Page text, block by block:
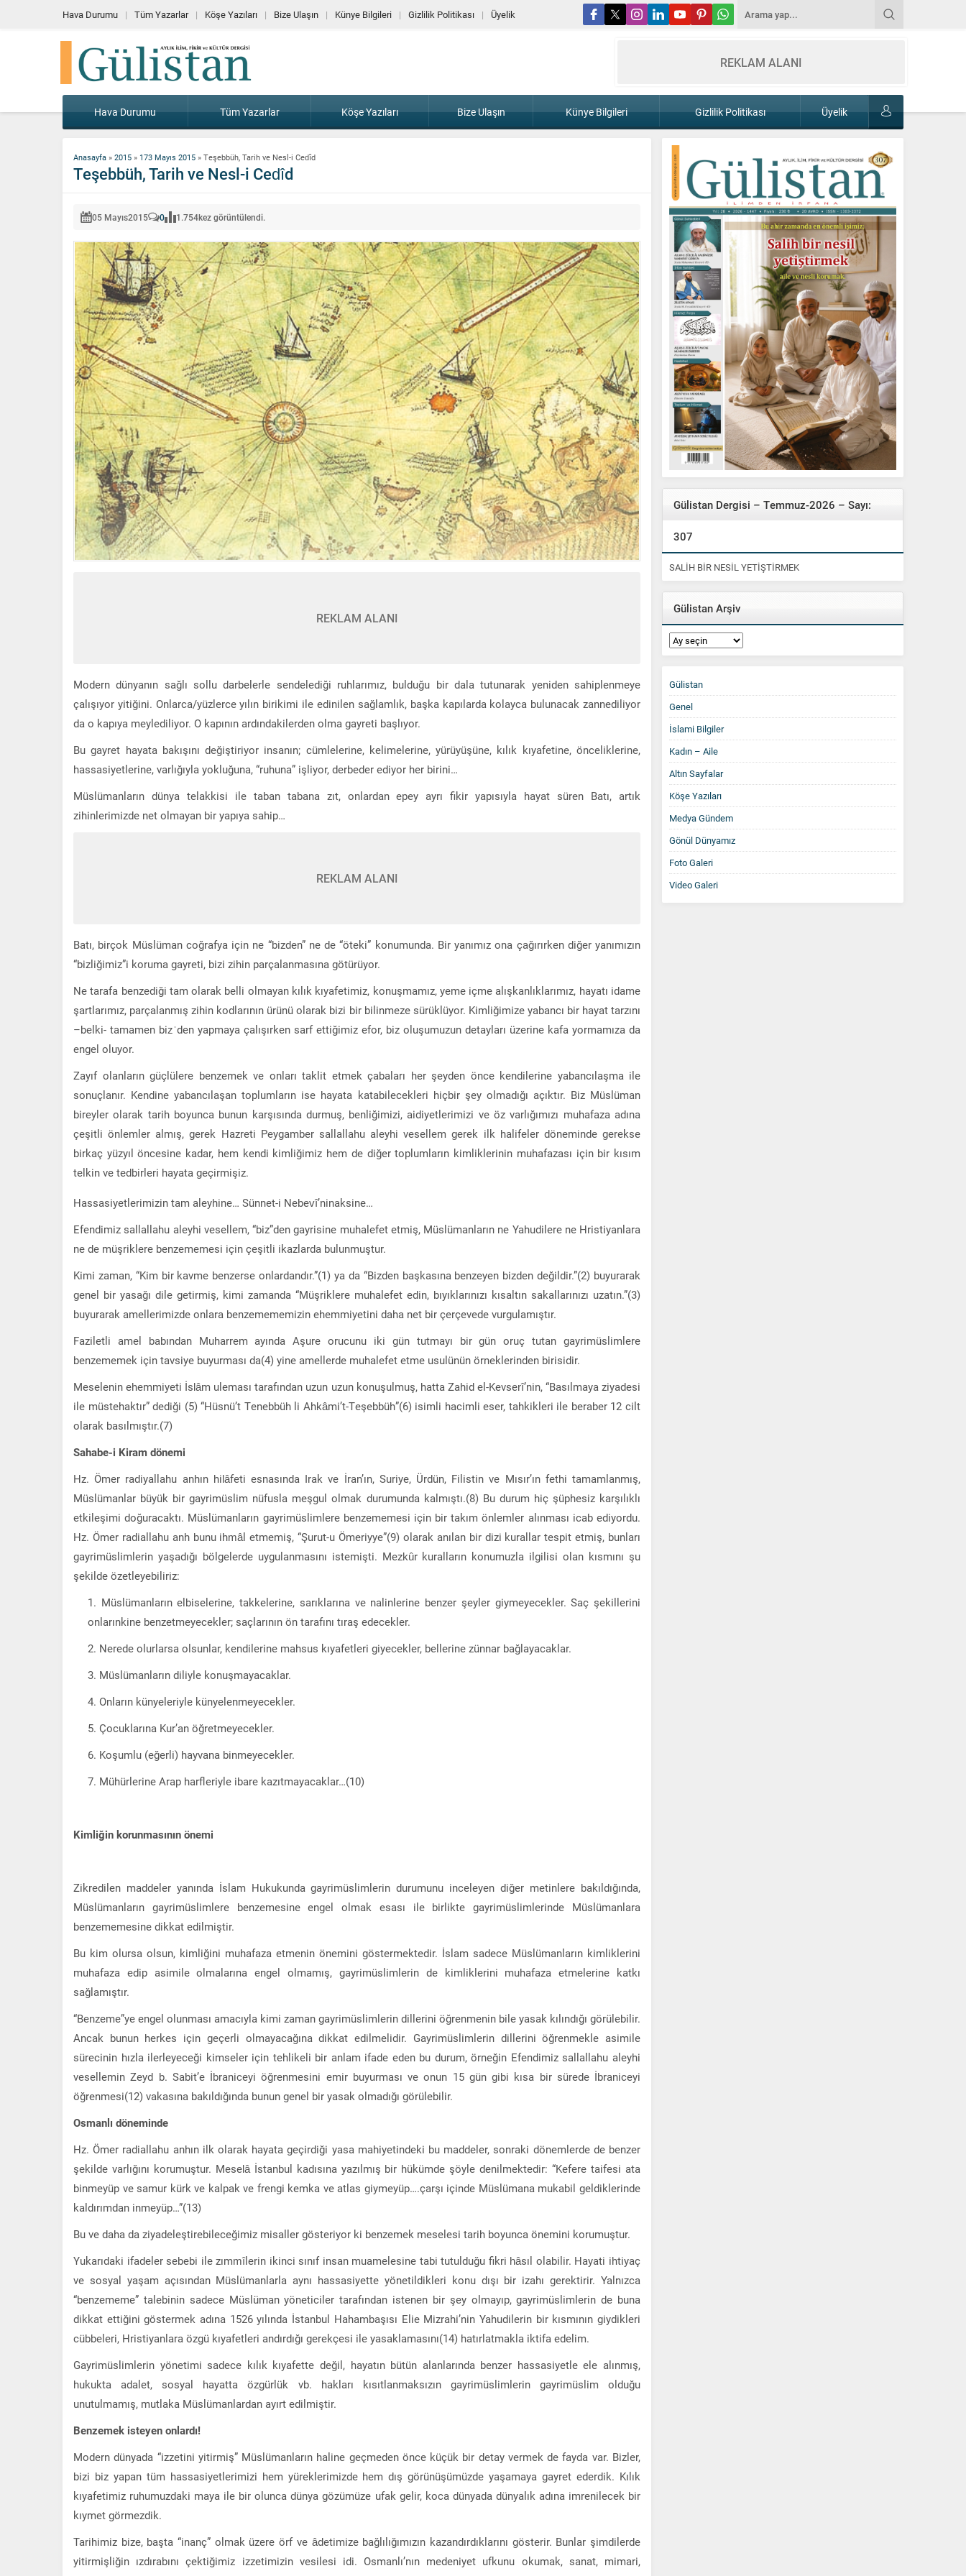
Hava Durumu Tüm Yazarlar Köşe Yazıları Bize Ulaşın Künye Bilgileri Gizlilik Politikası Üyelik
REKLAM ALANI
Hava Durumu Tüm Yazarlar Köşe Yazıları Bize Ulaşın Künye Bilgileri Gizlilik Politikası Üyelik
Anasayfa » 2015 » 173 Mayıs 2015 » Teşebbüh, Tarih ve Nesl-i Cedîd
Teşebbüh, Tarih ve Nesl-i Cedîd
05 Mayıs2015 0 1.754kez görüntülendi.
REKLAM ALANI
Modern dünyanın sağlı sollu darbelerle sendelediği ruhlarımız, bulduğu bir dala tutunarak yeniden sahiplenmeye
çalışıyor yitiğini. Onlarca/yüzlerce yılın birikimi ile edinilen sağlamlık, başka kapılarda kolayca bulunacak zannediliyor
da o kapıya meylediliyor. O kapının ardındakilerden olma gayreti başlıyor.
Bu gayret hayata bakışını değiştiriyor insanın; cümlelerine, kelimelerine, yürüyüşüne, kılık kıyafetine, önceliklerine,
hassasiyetlerine, varlığıyla yokluğuna, “ruhuna” işliyor, derbeder ediyor her birini…
Müslümanların dünya telakkisi ile taban tabana zıt, onlardan epey ayrı fikir yapısıyla hayat süren Batı, artık
zihinlerimizde net olmayan bir yapıya sahip…
REKLAM ALANI
Batı, birçok Müslüman coğrafya için ne “bizden” ne de “öteki” konumunda. Bir yanımız ona çağırırken diğer yanımızın
“bizliğimiz”i koruma gayreti, bizi zihin parçalanmasına götürüyor.
Ne tarafa benzediği tam olarak belli olmayan kılık kıyafetimiz, konuşmamız, yeme içme alışkanlıklarımız, hayatı idame
şartlarımız, parçalanmış zihin kodlarının ürünü olarak bizi bir bilinmeze sürüklüyor. Kimliğimize yabancı bir hayat tarzını
–belki- tamamen bizˈden yapmaya çalışırken sarf ettiğimiz efor, biz oluşumuzun detayları üzerine kafa yormamıza da
engel oluyor.
Zayıf olanların güçlülere benzemek ve onları taklit etmek çabaları her şeyden önce kendilerine yabancılaşma ile
sonuçlanır. Kendine yabancılaşan toplumların ise hayata katabilecekleri hiçbir şey olmadığı açıktır. Biz Müslüman
bireyler olarak tarih boyunca bunun karşısında durmuş, benliğimizi, aidiyetlerimizi ve öz varlığımızı muhafaza adına
çeşitli önlemler almış, gerek Hazreti Peygamber sallallahu aleyhi vesellem gerek ilk halifeler döneminde gerekse
birkaç yüzyıl öncesine kadar, hem kendi kimliğimiz hem de diğer toplumların kimliklerinin muhafazası için bir kısım
telkin ve tedbirleri hayata geçirmişiz.
Hassasiyetlerimizin tam aleyhine… Sünnet-i Nebevî’ninaksine…
Efendimiz sallallahu aleyhi vesellem, “biz”den gayrisine muhalefet etmiş, Müslümanların ne Yahudilere ne Hristiyanlara
ne de müşriklere benzememesi için çeşitli ikazlarda bulunmuştur.
Kimi zaman, “Kim bir kavme benzerse onlardandır.”(1) ya da “Bizden başkasına benzeyen bizden değildir.”(2) buyurarak
genel bir yasağı dile getirmiş, kimi zamanda “Müşriklere muhalefet edin, bıyıklarınızı kısaltın sakallarınızı uzatın.”(3)
buyurarak amellerimizde onlara benzemememizin ehemmiyetini daha net bir çerçevede vurgulamıştır.
Faziletli amel babından Muharrem ayında Aşure orucunu iki gün tutmayı bir gün oruç tutan gayrimüslimlere
benzememek için tavsiye buyurması da(4) yine amellerde muhalefet etme usulünün örneklerinden birisidir.
Meselenin ehemmiyeti İslâm uleması tarafından uzun uzun konuşulmuş, hatta Zahid el-Kevserî’nin, “Basılmaya ziyadesi
ile müstehaktır” dediği (5) “Hüsnü’t Tenebbüh li Ahkâmi’t-Teşebbüh”(6) isimli hacimli eser, tahkikleri ile beraber 12 cilt
olarak basılmıştır.(7)
Sahabe-i Kiram dönemi
Hz. Ömer radiyallahu anhın hilâfeti esnasında Irak ve İran’ın, Suriye, Ürdün, Filistin ve Mısır’ın fethi tamamlanmış,
Müslümanlar büyük bir gayrimüslim nüfusla meşgul olmak durumunda kalmıştı.(8) Bu durum hiç şüphesiz karşılıklı
etkileşimi doğuracaktı. Müslümanların gayrimüslimlere benzememesi için bir takım önlemler alınması icab ediyordu.
Hz. Ömer radiallahu anh bunu ihmâl etmemiş, “Şurut-u Ömeriyye”(9) olarak anılan bir dizi kurallar tespit etmiş, bunları
gayrimüslimlerin yaşadığı bölgelerde uygulanmasını istemişti. Mezkûr kuralların konumuzla ilgilisi olan kısmını şu
şekilde özetleyebiliriz:
Müslümanların elbiselerine, takkelerine, sarıklarına ve nalinlerine benzer şeyler giymeyecekler. Saç şekillerini
onlarınkine benzetmeyecekler; saçlarının ön tarafını tıraş edecekler.
Nerede olurlarsa olsunlar, kendilerine mahsus kıyafetleri giyecekler, bellerine zünnar bağlayacaklar.
Müslümanların diliyle konuşmayacaklar.
Onların künyeleriyle künyelenmeyecekler.
Çocuklarına Kur’an öğretmeyecekler.
Koşumlu (eğerli) hayvana binmeyecekler.
Mühürlerine Arap harfleriyle ibare kazıtmayacaklar…(10)
Kimliğin korunmasının önemi
Zikredilen maddeler yanında İslam Hukukunda gayrimüslimlerin durumunu inceleyen diğer metinlere bakıldığında,
Müslümanların gayrimüslimlere benzemesine engel olmak esası ile birlikte gayrimüslimlerinde Müslümanlara
benzememesine dikkat edilmiştir.
Bu kim olursa olsun, kimliğini muhafaza etmenin önemini göstermektedir. İslam sadece Müslümanların kimliklerini
muhafaza edip asimile olmalarına engel olmamış, gayrimüslimlerin de kimliklerini muhafaza etmelerine katkı
sağlamıştır.
“Benzeme”ye engel olunması amacıyla kimi zaman gayrimüslimlerin dillerini öğrenmenin bile yasak kılındığı görülebilir.
Ancak bunun herkes için geçerli olmayacağına dikkat edilmelidir. Gayrimüslimlerin dillerini öğrenmekle asimile
sürecinin hızla ilerleyeceği kimseler için tehlikeli bir anlam ifade eden bu durum, örneğin Efendimiz sallallahu aleyhi
vesellemin Zeyd b. Sabit’e İbraniceyi öğrenmesini emir buyurması ve onun 15 gün gibi kısa bir sürede İbraniceyi
öğrenmesi(12) vakasına bakıldığında bunun genel bir yasak olmadığı görülebilir.
Osmanlı döneminde
Hz. Ömer radiallahu anhın ilk olarak hayata geçirdiği yasa mahiyetindeki bu maddeler, sonraki dönemlerde de benzer
şekilde varlığını korumuştur. Meselâ İstanbul kadısına yazılmış bir hükümde şöyle denilmektedir: “Kefere taifesi ata
binmeyüp ve samur kürk ve kalpak ve frengi kemka ve atlas giymeyüp….çarşı içinde Müslümana mukabil geldiklerinde
kaldırımdan inmeyüp…”(13)
Bu ve daha da ziyadeleştirebileceğimiz misaller gösteriyor ki benzemek meselesi tarih boyunca önemini korumuştur.
Yukarıdaki ifadeler sebebi ile zımmîlerin ikinci sınıf insan muamelesine tabi tutulduğu fikri hâsıl olabilir. Hayati ihtiyaç
ve sosyal yaşam açısından Müslümanlarla aynı hassasiyette yönetildikleri konu dışı bir izahı gerektirir. Yalnızca
“benzememe” talebinin sadece Müslüman yöneticiler tarafından istenen bir şey olmayıp, gayrimüslimlerin de buna
dikkat ettiğini göstermek adına 1526 yılında İstanbul Hahambaşısı Elie Mizrahi’nin Yahudilerin bir kısmının giydikleri
cübbeleri, Hristiyanlara özgü kıyafetleri andırdığı gerekçesi ile yasaklamasını(14) hatırlatmakla iktifa edelim.
Gayrimüslimlerin yönetimi sadece kılık kıyafette değil, hayatın bütün alanlarında benzer hassasiyetle ele alınmış,
hukukta adalet, sosyal hayatta özgürlük vb. hakları kısıtlanmaksızın gayrimüslimlerin gayrimüslim olduğu
unutulmamış, mutlaka Müslümanlardan ayırt edilmiştir.
Benzemek isteyen onlardı!
Modern dünyada “izzetini yitirmiş” Müslümanların haline geçmeden önce küçük bir detay vermek de fayda var. Bizler,
bizi biz yapan tüm hassasiyetlerimizi hem yüreklerimizde hem dış görünüşümüzde yaşamaya gayret ederdik. Kılık
kıyafetimiz ruhumuzdaki maya ile bir olunca dünya gözümüze ufak gelir, koca dünyada dünyalık adına imrenilecek bir
kıymet görmezdik.
Tarihimiz bize, başta “inanç” olmak üzere örf ve âdetimize bağlılığımızın kazandırdıklarını gösterir. Bunlar şimdilerde
yitirmişliğin ızdırabını çektiğimiz izzetimizin vesilesi idi. Osmanlı’nın medeniyet ufkunu okumak, sanat, mimari,
Gülistan Dergisi – Temmuz-2026 – Sayı:
307
SALİH BİR NESİL YETİŞTİRMEK
Gülistan Arşiv
Gülistan
Arşiv
Gülistan
Genel
İslami Bilgiler
Kadın – Aile
Altın Sayfalar
Köşe Yazıları
Medya Gündem
Gönül Dünyamız
Foto Galeri
Video Galeri